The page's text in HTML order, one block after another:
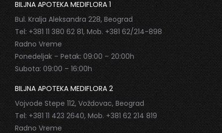
BILJNA APOTEKA MEDIFLORA 1
Bul. Kralja Aleksandra 228, Beograd
Tel: +381 11 380 62 81, Mob. +381 62/214-898
Radno Vreme
Ponedeljak – Petak: 09:00 – 20:00h
Subota: 09:00 – 16:00h
BILJNA APOTEKA MEDIFLORA 2
Vojvode Stepe 112, Voždovac, Beograd
Tel: +381 11 423 2640, Mob. +381 62 214 819
Radno Vreme